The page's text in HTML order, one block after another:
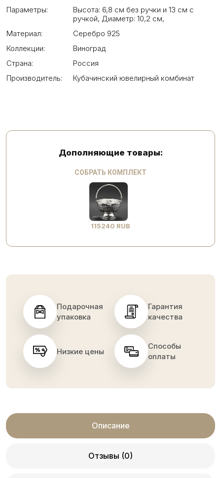
Параметры:
Высота: 6,8 см без ручки и 13 см с
ручкой, Диаметр: 10,2 см,
Материал:
Серебро 925
Коллекции:
Виноград
Страна:
Россия
Производитель:
Кубачинский ювелирный комбинат
Дополняющие товары:
СОБРАТЬ КОМПЛЕКТ
115240 RUB
Подарочная
упаковка
Гарантия
качества
Низкие цены
Способы
оплаты
Описание
Отзывы (0)